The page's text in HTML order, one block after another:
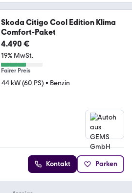
Skoda Citigo Cool Edition Klima
Comfort-Paket
4.490 €
19% MwSt.
Fairer Preis
44 kW (60 PS) • Benzin
Kontakt Parken